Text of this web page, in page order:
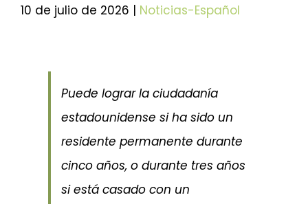
Programe una cita
10 de julio de 2026 | Noticias-Español
Puede lograr la ciudadanía
estadounidense si ha sido un
residente permanente durante
cinco años, o durante tres años
si está casado con un